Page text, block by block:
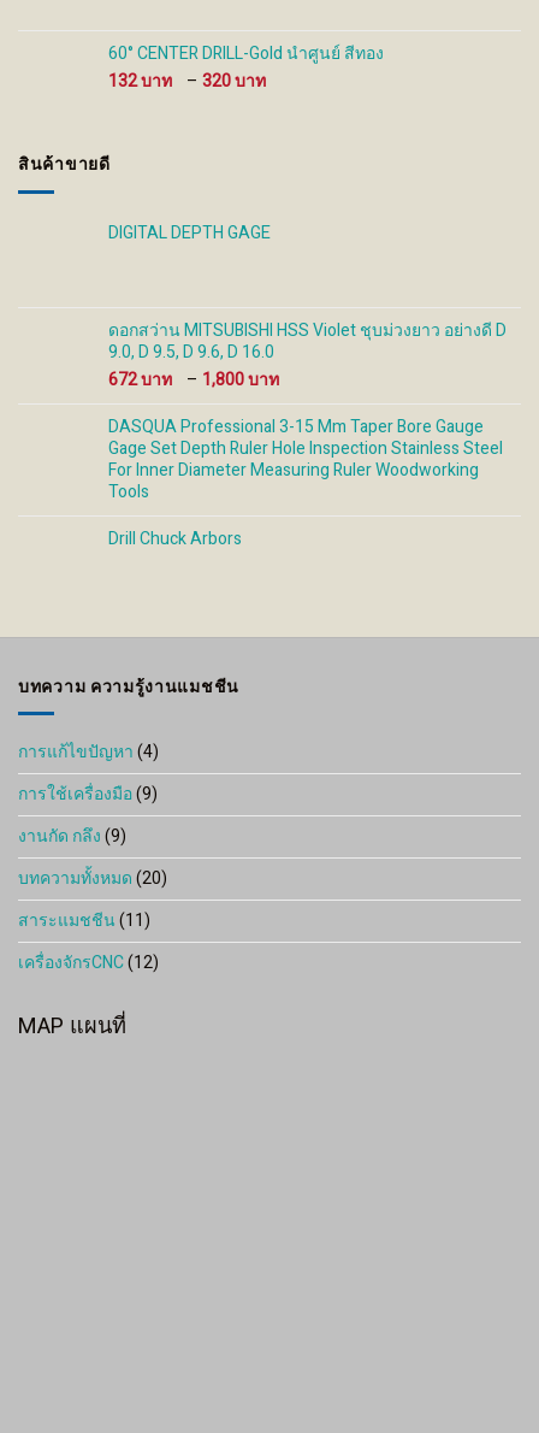
280 ฿
through
930 ฿
60° CENTER DRILL-Gold นำศูนย์ สีทอง
132
– 320
สินค้าขายดี
DIGITAL DEPTH GAGE
ดอกสว่าน MITSUBISHI HSS Violet ชุบม่วงยาว อย่างดี D
9.0, D 9.5, D 9.6, D 16.0
672
– 1,800
range:
672 ฿
through
1,800 ฿
DASQUA Professional 3-15 Mm Taper Bore Gauge
Gage Set Depth Ruler Hole Inspection Stainless Steel
For Inner Diameter Measuring Ruler Woodworking
Tools
Drill Chuck Arbors
บทความ ความรู้งานแมชชีน
การแก้ไขปัญหา(4)
การใช้เครื่องมือ(9)
งานกัด กลึง(9)
บทความทั้งหมด(20)
สาระแมชชีน(11)
เครื่องจักรCNC(12)
MAP แผนที่